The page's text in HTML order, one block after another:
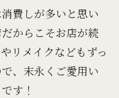
費しが多いと思い
からこそお店が続
リメイクなどもずっ
、末永くご愛用い
す！